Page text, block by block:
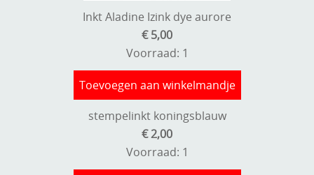
Handige extra's
Kleurmateriaal-tekenmateriaal
Kneedmateriaal
Inkt Aladine Izink dye aurore
€ 5,00
Voorraad: 1
Toevoegen aan winkelmandje
stempelinkt koningsblauw
€ 2,00
Voorraad: 1